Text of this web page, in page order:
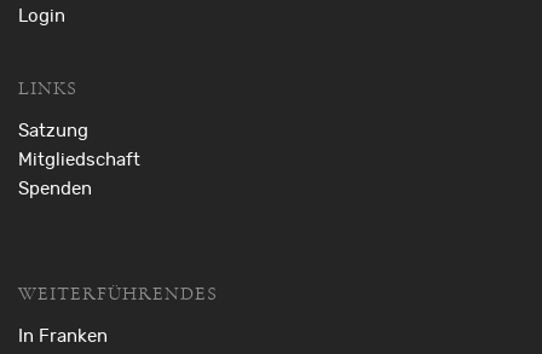
Login
LINKS
Satzung
Mitgliedschaft
Spenden
WEITERFÜHRENDES
In Franken